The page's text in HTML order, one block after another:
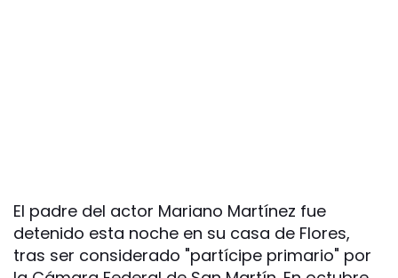
El padre del actor Mariano Martínez fue
detenido esta noche en su casa de Flores,
tras ser considerado "partícipe primario" por